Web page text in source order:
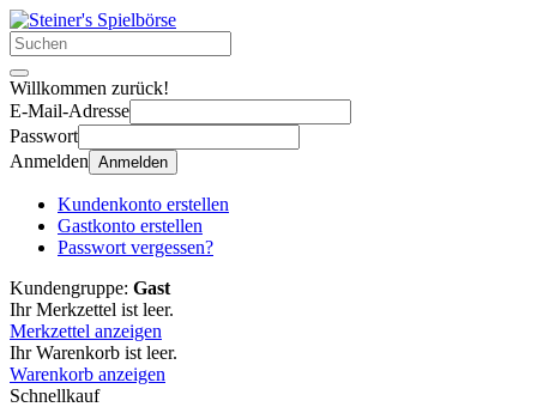
Willkommen zurück!
E-Mail-Adresse
Passwort
Anmelden Anmelden
Kundenkonto erstellen
Gastkonto erstellen
Passwort vergessen?
Kundengruppe: Gast
Ihr Merkzettel ist leer.
Merkzettel anzeigen
Ihr Warenkorb ist leer.
Warenkorb anzeigen
Schnellkauf